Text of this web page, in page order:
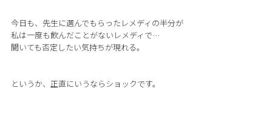
今日も、先生に選んでもらったレメディの半分が
私は一度も飲んだことがないレメディで…
聞いても否定したい気持ちが現れる。
というか、正直にいうならショックです。